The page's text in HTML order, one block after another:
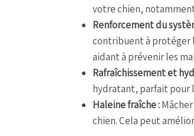
votre chien,
Renforcement du
contribuent à protéger
aidant à prévenir les
Rafraîchissement et
hydratant, parfait pour
Haleine fraîche :
chien. Cela peut